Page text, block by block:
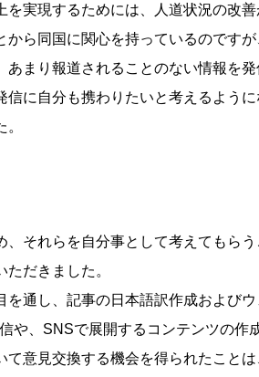
実現するためには、人道状況の改
ら同国に関心を持っているのです
まり報道されることのない情報を
に自分も携わりたいと考えるよう
それらを自分事として考えてもら
だきました。
通し、記事の日本語訳作成および
や、SNSで展開するコンテンツの作
意見交換する機会を得られたことは